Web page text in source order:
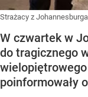
Strażacy z Johannesburga
W czwartek w
do tragicznego
poinformowały